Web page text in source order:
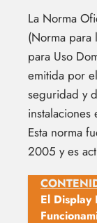
La Norma
(Norma para
para Uso
emitida por
seguridad y
instalaciones
Esta norma
2005 y es
El Display